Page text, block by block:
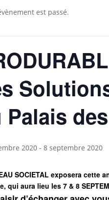
est passé.
Palais
2020 -8 septembre 2020
SOCIETAL exposera cette
qui aura lieu les 7 & 8